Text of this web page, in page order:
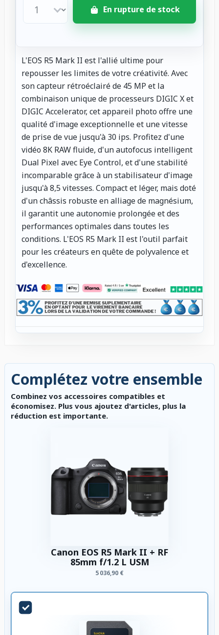
En rupture de stock
L'EOS R5 Mark II est l'allié ultime pour
repousser les limites de votre créativité. Avec
son capteur rétroéclairé de 45 MP et la
combinaison unique de processeurs DIGIC X et
DIGIC Accelerator, cet appareil photo offre une
qualité d'image exceptionnelle et une vitesse
de prise de vue jusqu'à 30 ips. Profitez d'une
vidéo 8K RAW fluide, d'un autofocus intelligent
Dual Pixel avec Eye Control, et d'une stabilité
incomparable grâce à un stabilisateur d'image
jusqu'à 8,5 vitesses. Compact et léger, mais doté
d'un châssis robuste en alliage de magnésium,
il garantit une autonomie prolongée et des
performances optimales dans toutes les
conditions. L'EOS R5 Mark II est l'outil parfait
pour les créateurs en quête de polyvalence et
d'excellence.
Complétez votre ensemble
Combinez vos accessoires compatibles et
économisez. Plus vous ajoutez d'articles, plus la
réduction est importante.
Canon EOS R5 Mark II + RF
85mm f/1.2 L USM
5 036,90 €